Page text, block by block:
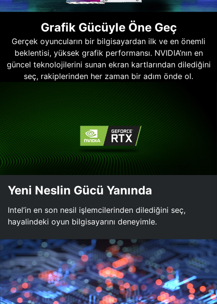
Grafik Gücüyle Öne Geç
Gerçek oyuncuların bir bilgisayardan ilk ve en önemli
beklentisi, yüksek grafik performansı. NVIDIA’nın en
güncel teknolojilerini sunan ekran kartlarından dilediğini
seç, rakiplerinden her zaman bir adım önde ol.
Yeni Neslin Gücü Yanında
Intel’in en son nesil işlemcilerinden dilediğini seç,
hayalindeki oyun bilgisayarını deneyimle.